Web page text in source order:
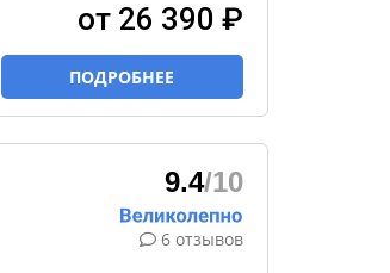
от 26 390 ₽
ПОДРОБНЕЕ
9.4/10
6 отзывов